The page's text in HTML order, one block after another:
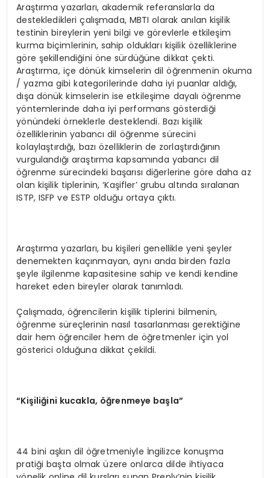
Araştırma yazarları, akademik referanslarla da
destekledikleri çalışmada, MBTI olarak anılan kişilik
testinin bireylerin yeni bilgi ve görevlerle etkileşim
kurma biçimlerinin, sahip oldukları kişilik özelliklerine
göre şekillendiğini öne sürdüğüne dikkat çekti.
Araştırma, içe dönük kimselerin dil öğrenmenin okuma
/ yazma gibi kategorilerinde daha iyi puanlar aldığı,
dışa dönük kimselerin ise etkileşime dayalı öğrenme
yöntemlerinde daha iyi performans gösterdiği
yönündeki örneklerle desteklendi. Bazı kişilik
özelliklerinin yabancı dil öğrenme sürecini
kolaylaştırdığı, bazı özelliklerin de zorlaştırdığının
vurgulandığı araştırma kapsamında yabancı dil
öğrenme sürecindeki başarısı diğerlerine göre daha az
olan kişilik tiplerinin, ‘Kaşifler’ grubu altında sıralanan
ISTP, ISFP ve ESTP olduğu ortaya çıktı.
Araştırma yazarları, bu kişileri genellikle yeni şeyler
denemekten kaçınmayan, aynı anda birden fazla
şeyle ilgilenme kapasitesine sahip ve kendi kendine
hareket eden bireyler olarak tanımladı.
Çalışmada, öğrencilerin kişilik tiplerini bilmenin,
öğrenme süreçlerinin nasıl tasarlanması gerektiğine
dair hem öğrenciler hem de öğretmenler için yol
gösterici olduğuna dikkat çekildi.
“Kişiliğini kucakla, öğrenmeye başla”
44 bini aşkın dil öğretmeniyle İngilizce konuşma
pratiği başta olmak üzere onlarca dilde ihtiyaca